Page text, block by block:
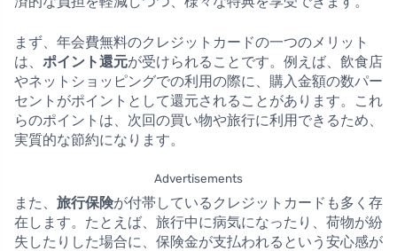
まず、年会費無料のクレジットカードの一つのメリット
は、 ポイント還元が受けられることです。例えば、飲食店
やネットショッピングでの利用の際に、購入金額の数パー
セントがポイントとして還元されることがあります。これ
らのポイントは、次回の買い物や旅行に利用できるため、
実質的な節約になります。
Advertisements
また、 旅行保険が付帯しているクレジットカードも多く存
在します。たとえば、旅行中に病気になったり、荷物が紛
失したりした場合に、保険金が支払われるという安心感が